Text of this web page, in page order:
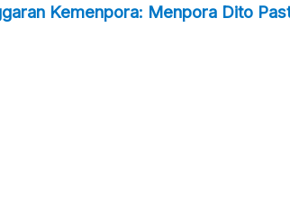
Kemenpora: Menpora Dito